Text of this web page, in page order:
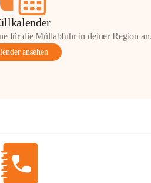
für die Müllabfuhr in deiner Region an.
ansehen